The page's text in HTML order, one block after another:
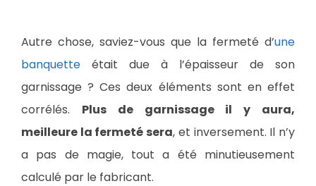
Autre chose, saviez-vous que la fermeté d’une
banquette était due à l’épaisseur de son
garnissage ? Ces deux éléments sont en effet
corrélés. Plus de garnissage il y aura,
meilleure la fermeté sera, et inversement. Il n’y
a pas de magie, tout a été minutieusement
calculé par le fabricant.